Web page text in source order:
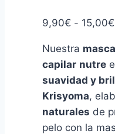
9,90€ - 15,00€
Nuestra
capilar nutre
suavidad y
Krisyoma,
naturales de
pelo con la